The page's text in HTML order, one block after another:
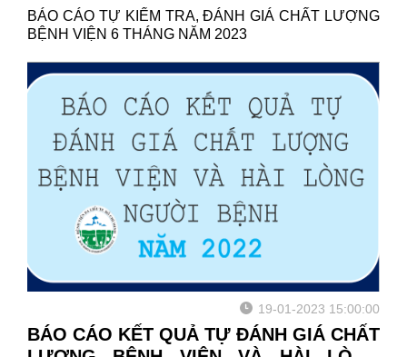
NĂM 2023
BÁO CÁO TỰ KIỂM TRA, ĐÁNH GIÁ CHẤT LƯỢNG
BỆNH VIỆN 6 THÁNG NĂM 2023
19-01-2023 15:00:00
BÁO CÁO KẾT QUẢ TỰ ĐÁNH GIÁ CHẤT